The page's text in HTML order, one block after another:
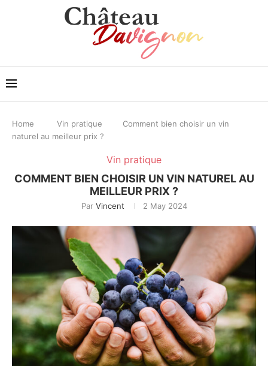
Home Vin pratique
Comment bien choisir un vin
naturel au meilleur prix ?
Vin pratique
COMMENT BIEN CHOISIR UN VIN NATUREL AU
MEILLEUR PRIX ?
Par Vincent 2 May 2024